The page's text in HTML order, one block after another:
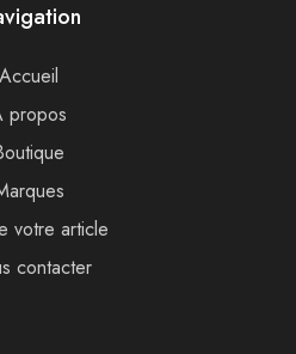
Accueil
propos
votre article
contacter